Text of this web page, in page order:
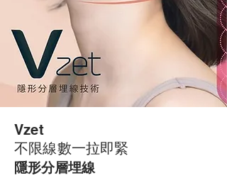
Vzet
不限線數一拉即緊
隱形分層埋線